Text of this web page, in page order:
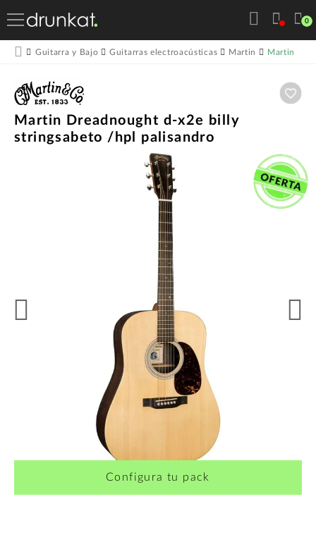
0
Guitarra y Bajo Guitarras electroacústicas Martin Martin
Martin Dreadnought d-x2e billy
stringsabeto /hpl palisandro
Configura tu pack